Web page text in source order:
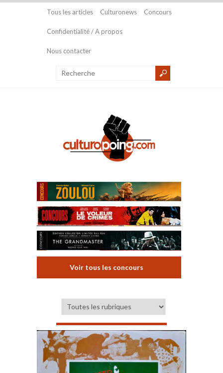
Tous les articles Culturonews Concours
Confidentialité / A propos
Nous contacter
Voir tous les concours